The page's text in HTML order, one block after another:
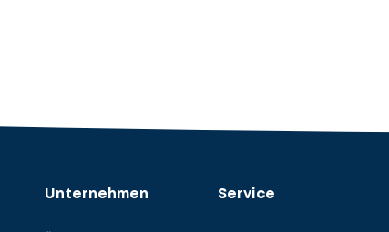
Unternehmen Service